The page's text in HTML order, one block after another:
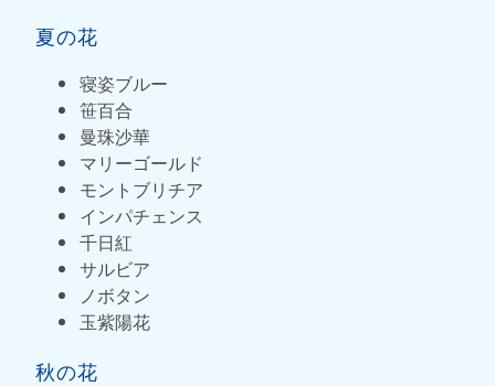
夏の花
寝姿ブルー
笹百合
曼珠沙華
マリーゴールド
モントブリチア
インパチェンス
千日紅
サルビア
ノボタン
玉紫陽花
秋の花